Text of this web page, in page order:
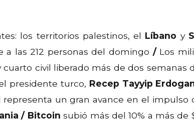
los territorios palestinos, el Líbano y
a las 212 personas del domingo /Los
civil liberado más de dos semanas
presidente turco, Recep Tayyip
representa un gran avance en el impulso
/ Bitcoin subió más del 10% a más de